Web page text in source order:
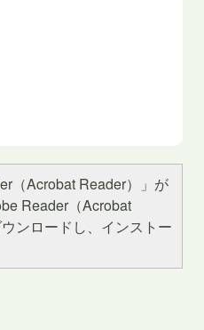
（Acrobat Reader）」が
Reader（Acrobat
ンロードし、インストー